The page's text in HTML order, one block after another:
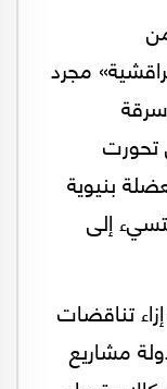
مجرد
تحورت
بنيوية
إلى
تناقضات
مشاريع